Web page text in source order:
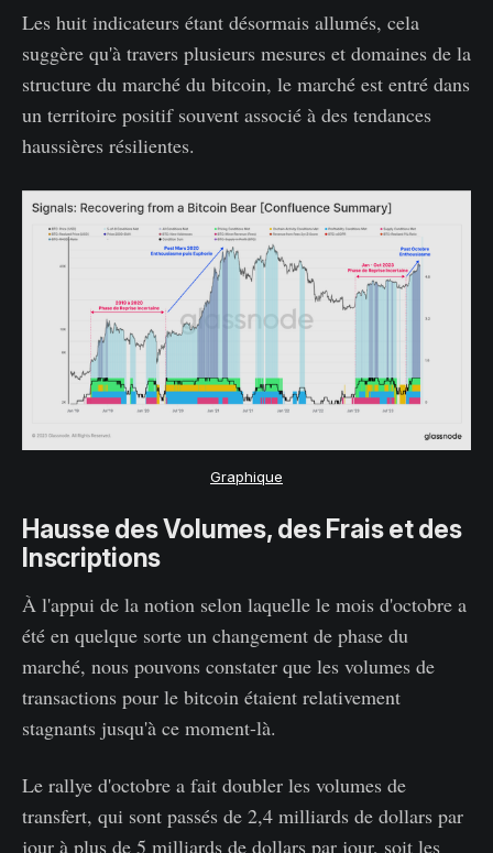
Les huit indicateurs étant désormais allumés, cela
suggère qu'à travers plusieurs mesures et domaines de la
structure du marché du bitcoin, le marché est entré dans
un territoire positif souvent associé à des tendances
haussières résilientes.
Graphique
Hausse des Volumes, des Frais et des
Inscriptions
À l'appui de la notion selon laquelle le mois d'octobre a
été en quelque sorte un changement de phase du
marché, nous pouvons constater que les volumes de
transactions pour le bitcoin étaient relativement
stagnants jusqu'à ce moment-là.
Le rallye d'octobre a fait doubler les volumes de
transfert, qui sont passés de 2,4 milliards de dollars par
jour à plus de 5 milliards de dollars par jour, soit les